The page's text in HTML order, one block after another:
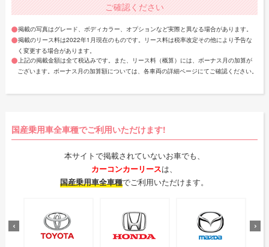
ご確認ください
掲載の写真はグレード、ボディカラー、オプションなど実際と異なる場合があります。
掲載のリース料は2022年1月現在のものです。リース料は税率改定その他により予告な
く変更する場合があります。
上記の掲載金額は全て税込みです。また、リース料（概算）には、ボーナス月の加算が
ございます。ボーナス月の加算額については、各車両の詳細ページにてご確認ください。
国産乗用車全車種でご利用いただけます!
本サイトで掲載されていないお車でも、
カーコンカーリースは、
国産乗用車全車種でご利用いただけます。